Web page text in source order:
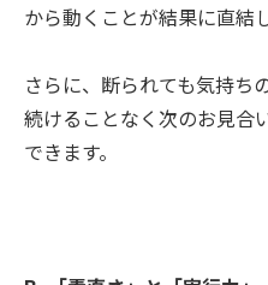
から動くことが結果に直結
さらに、断られても気持ち
続けることなく次のお見合
できます。